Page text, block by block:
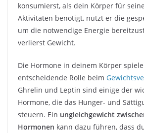
konsumierst, als dein Körper für
Aktivitäten benötigt, nutzt er die
um die notwendige Energie
verlierst Gewicht.
Die Hormone in deinem Körper
entscheidende Rolle beim
Ghrelin und Leptin sind einige der
Hormone, die das Hunger- und
steuern. Ein ungleichgewicht
Hormonen kann dazu führen, dass